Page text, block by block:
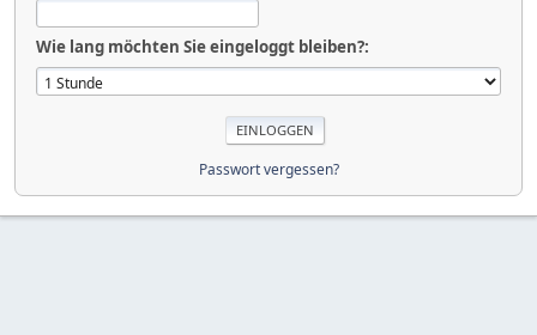
Wie lang möchten Sie eingeloggt bleiben?:
Passwort vergessen?